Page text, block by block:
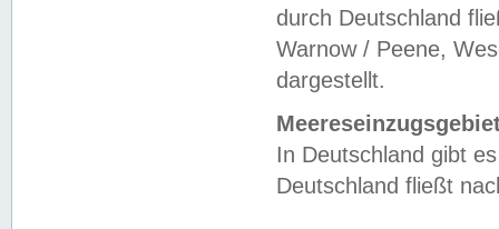
durch Deutschland
Warnow / Peene,
dargestellt.
In Deutschland gibt
Deutschland fließt